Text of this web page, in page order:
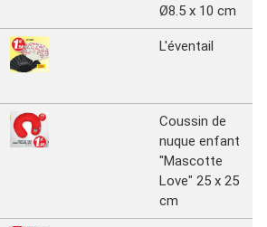
Ø8.5 x 10 cm
L'éventail
Coussin de
nuque enfant
"Mascotte
Love" 25 x 25
cm